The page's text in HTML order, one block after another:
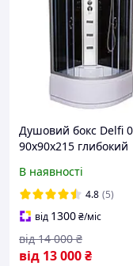
Душовий бокс Delfi
90х90х215 глибокий
В наявності
4.8 (5)
від 1300₴/міс
від 13 000₴
від 14 000 ₴